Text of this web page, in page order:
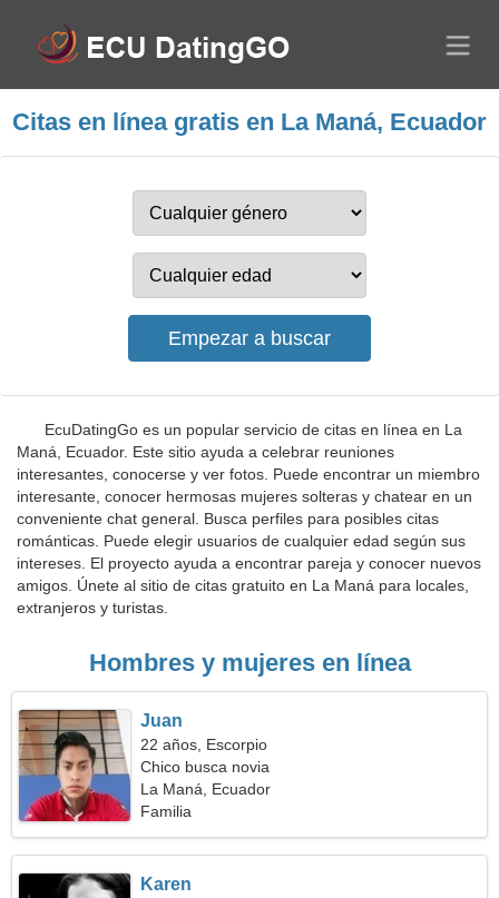
Citas en línea gratis en La Maná, Ecuador
EcuDatingGo es un popular servicio de citas en línea en La
Maná, Ecuador. Este sitio ayuda a celebrar reuniones
interesantes, conocerse y ver fotos. Puede encontrar un miembro
interesante, conocer hermosas mujeres solteras y chatear en un
conveniente chat general. Busca perfiles para posibles citas
románticas. Puede elegir usuarios de cualquier edad según sus
intereses. El proyecto ayuda a encontrar pareja y conocer nuevos
amigos. Únete al sitio de citas gratuito en La Maná para locales,
extranjeros y turistas.
Hombres y mujeres en línea
Juan
22 años, Escorpio
Chico busca novia
La Maná, Ecuador
Familia
Karen